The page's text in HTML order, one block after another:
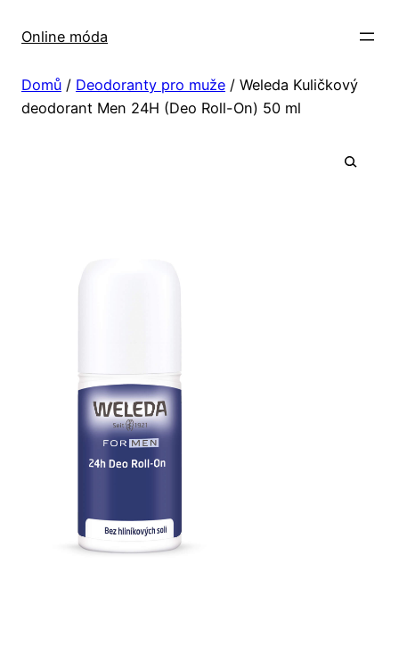
Online móda
Domů / Deodoranty pro muže / Weleda Kuličkový
deodorant Men 24H (Deo Roll-On) 50 ml